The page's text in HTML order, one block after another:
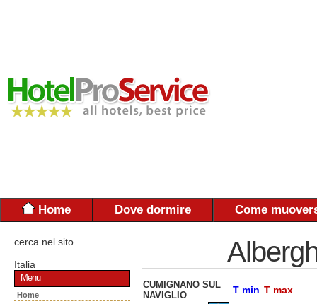
Home Dove dormire Come
cerca nel sito
Italia
Menu
Home
CUMIGNANO SUL
NAVIGLIO
T min T max